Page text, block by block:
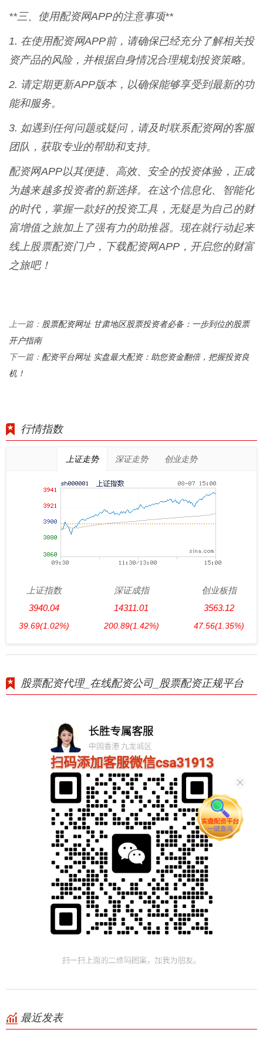
**三、使用配资网APP的注意事项**
1. 在使用配资网APP前，请确保已经充分了解相关投
资产品的风险，并根据自身情况合理规划投资策略。
2. 请定期更新APP版本，以确保能够享受到最新的功
能和服务。
3. 如遇到任何问题或疑问，请及时联系配资网的客服
团队，获取专业的帮助和支持。
配资网APP以其便捷、高效、安全的投资体验，正成
为越来越多投资者的新选择。在这个信息化、智能化
的时代，掌握一款好的投资工具，无疑是为自己的财
富增值之旅加上了强有力的助推器。现在就行动起来
线上股票配资门户，下载配资网APP，开启您的财富
之旅吧！
上一篇： 股票配资网址 甘肃地区股票投资者必备：一步到位的股票
开户指南
下一篇： 配资平台网址 实盘最大配资：助您资金翻倍，把握投资良
机！
行情指数
上证走势 深证走势 创业走势
上证指数
3940.04
39.69(1.02%)
深证成指
14311.01
200.89(1.42%)
创业板指
3563.12
47.56(1.35%)
股票配资代理_在线配资公司_股票配资正规平台
最近发表